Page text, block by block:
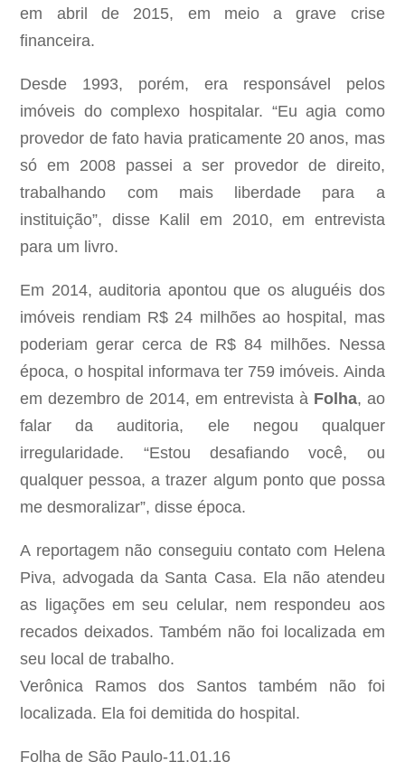
em abril de 2015, em meio a grave crise
financeira.
Desde 1993, porém, era responsável pelos
imóveis do complexo hospitalar. “Eu agia como
provedor de fato havia praticamente 20 anos, mas
só em 2008 passei a ser provedor de direito,
trabalhando com mais liberdade para a
instituição”, disse Kalil em 2010, em entrevista
para um livro.
Em 2014, auditoria apontou que os aluguéis dos
imóveis rendiam R$ 24 milhões ao hospital, mas
poderiam gerar cerca de R$ 84 milhões. Nessa
época, o hospital informava ter 759 imóveis. Ainda
em dezembro de 2014, em entrevista à Folha, ao
falar da auditoria, ele negou qualquer
irregularidade. “Estou desafiando você, ou
qualquer pessoa, a trazer algum ponto que possa
me desmoralizar”, disse época.
A reportagem não conseguiu contato com Helena
Piva, advogada da Santa Casa. Ela não atendeu
as ligações em seu celular, nem respondeu aos
recados deixados. Também não foi localizada em
seu local de trabalho.
Verônica Ramos dos Santos também não foi
localizada. Ela foi demitida do hospital.
Folha de São Paulo-11.01.16